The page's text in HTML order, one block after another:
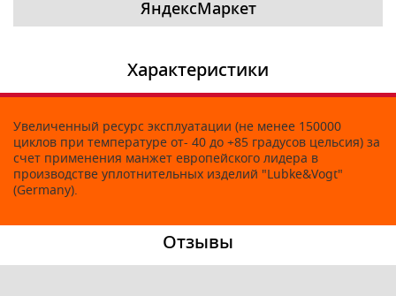
ЯндексМаркет
Характеристики
Увеличенный ресурс эксплуатации (не менее 150000
циклов при температуре от- 40 до +85 градусов цельсия) за
счет применения манжет европейского лидера в
производстве уплотнительных изделий "Lubke&Vogt"
(Germany).
Отзывы